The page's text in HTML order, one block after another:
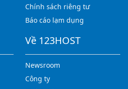
Chính sách riêng tư
Báo cáo lạm dụng
Về 123HOST
Newsroom
Công ty